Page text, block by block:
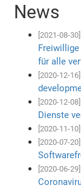
News
[2021-08-30]
für alle
[2020-12-16]
[2020-12-08]
Dienste
[2020-11-10]
[2020-07-20]
[2020-06-29]